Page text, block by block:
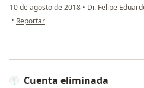
10 de agosto de 2018 • Dr. Felipe
• en opinión del usuario Cuenta eliminada
Reportar
Cuenta eliminada